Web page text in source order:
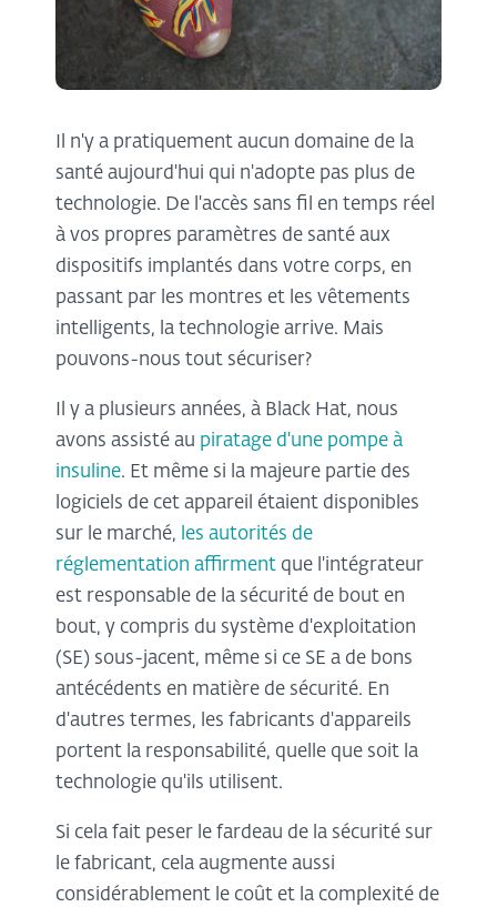
Il n'y a pratiquement aucun domaine de la
santé aujourd'hui qui n'adopte pas plus de
technologie. De l'accès sans fil en temps réel
à vos propres paramètres de santé aux
dispositifs implantés dans votre corps, en
passant par les montres et les vêtements
intelligents, la technologie arrive. Mais
pouvons-nous tout sécuriser?
Il y a plusieurs années, à Black Hat, nous
avons assisté au piratage d'une pompe à
insuline. Et même si la majeure partie des
logiciels de cet appareil étaient disponibles
sur le marché, les autorités de
réglementation affirment que l'intégrateur
est responsable de la sécurité de bout en
bout, y compris du système d'exploitation
(SE) sous-jacent, même si ce SE a de bons
antécédents en matière de sécurité. En
d'autres termes, les fabricants d'appareils
portent la responsabilité, quelle que soit la
technologie qu'ils utilisent.
Si cela fait peser le fardeau de la sécurité sur
le fabricant, cela augmente aussi
considérablement le coût et la complexité de